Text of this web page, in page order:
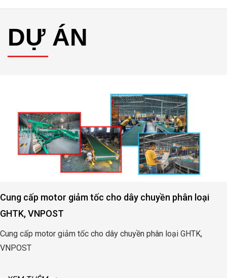
ĐỘNG CƠ ĐIỆN 6 CỰC
XEM THÊM ĐỘNG
DỰ ÁN
Cung cấp motor giảm tốc cho dây chuyền phân loại
GHTK, VNPOST
Cung cấp motor giảm tốc cho dây chuyền phân loại GHTK,
VNPOST